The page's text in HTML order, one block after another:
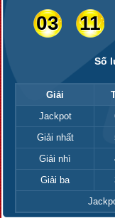
03 11
Số
Giải
Jackpot
Giải nhất
Giải nhì
Giải ba